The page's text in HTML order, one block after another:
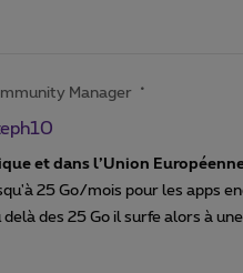
Manager
et dans l’Union
25 Go/mois pour les apps
delà des 25 Go il surfe alors à